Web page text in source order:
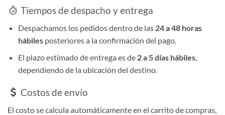
Tiempos de despacho y entrega
Despachamos los pedidos dentro de las 24 a 48 horas
hábilesposteriores a la confirmación del pago.
El plazo estimado de entrega es de 2 a 5 días hábiles,
dependiendo de la ubicación del destino.
Costos de envío
El costo se calcula automáticamente en el carrito de compras,